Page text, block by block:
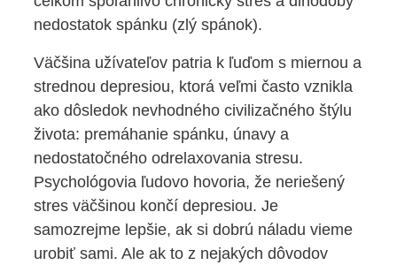
nedostatok spánku (zlý spánok).
Väčšina užívateľov patria k ľuďom s miernou a
strednou depresiou, ktorá veľmi často vznikla
ako dôsledok nevhodného civilizačného štýlu
života: premáhanie spánku, únavy a
nedostatočného odrelaxovania stresu.
Psychológovia ľudovo hovoria, že neriešený
stres väčšinou končí depresiou. Je
samozrejme lepšie, ak si dobrú náladu vieme
urobiť sami. Ale ak to z nejakých dôvodov